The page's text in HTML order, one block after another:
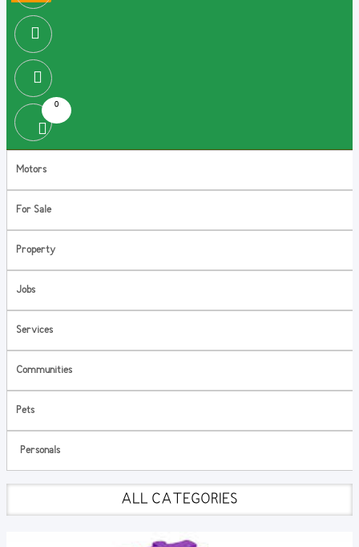
0
Motors
For Sale
Property
Jobs
Services
Communities
Pets
Personals
ALL CATEGORIES